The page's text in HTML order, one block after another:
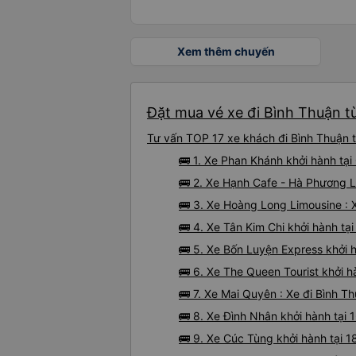
Xem thêm chuyến
Đặt mua vé xe đi Bình Thuận
Tư vấn TOP 17 xe khách đi Bình
🚌 1. Xe Phan Khánh khởi hành
🚌 2. Xe Hạnh Cafe - Hà Phương
🚌 3. Xe Hoàng Long Limousine
🚌 4. Xe Tân Kim Chi khởi hành
🚌 5. Xe Bốn Luyện Express khởi
🚌 6. Xe The Queen Tourist khởi
🚌 7. Xe Mai Quyên : Xe đi Bình
🚌 8. Xe Đình Nhân khởi hành tại
🚌 9. Xe Cúc Tùng khởi hành tại